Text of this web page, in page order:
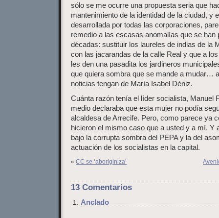
sólo se me ocurre una propuesta seria que
mantenimiento de la identidad de la ciudad, y
desarrollada por todas las corporaciones,
remedio a las escasas anomalías que se han
décadas: sustituir los laureles de indias de la
con las jacarandas de la calle Real y que a
les den una pasadita los jardineros
que quiera sombra que se mande a mudar…
noticias tengan de María Isabel Déniz.
Cuánta razón tenía el líder socialista, Manuel
medio declaraba que esta mujer no podía
alcaldesa de Arrecife. Pero, como parece ya
hicieron el mismo caso que a usted y a mí.
bajo la corrupta sombra del PEPA y la del
actuación de los socialistas en la capital.
« CC se ‘aboriginiza’
13 Comentarios
Anclado